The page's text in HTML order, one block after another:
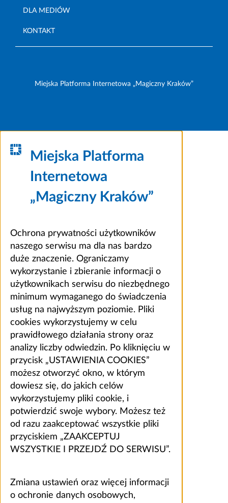
DLA MEDIÓW
KONTAKT
Miejska Platforma Internetowa „Magiczny Kraków”
Miejska Platforma
Internetowa
„Magiczny Kraków”
Ochrona prywatności użytkowników
naszego serwisu ma dla nas bardzo
duże znaczenie. Ograniczamy
wykorzystanie i zbieranie informacji o
użytkownikach serwisu do niezbędnego
minimum wymaganego do świadczenia
usług na najwyższym poziomie. Pliki
cookies wykorzystujemy w celu
prawidłowego działania strony oraz
analizy liczby odwiedzin. Po kliknięciu w
przycisk „USTAWIENIA COOKIES”
możesz otworzyć okno, w którym
dowiesz się, do jakich celów
wykorzystujemy pliki cookie, i
potwierdzić swoje wybory. Możesz też
od razu zaakceptować wszystkie pliki
przyciskiem „ZAAKCEPTUJ
WSZYSTKIE I PRZEJDŹ DO SERWISU”.
Zmiana ustawień oraz więcej informacji
o ochronie danych osobowych,